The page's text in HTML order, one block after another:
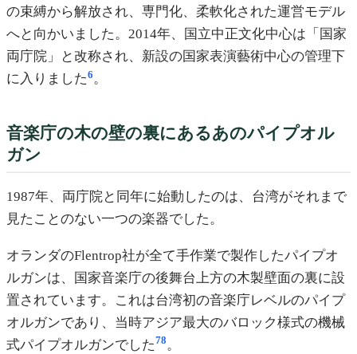
の束縛から解放され、専門化、柔軟化された運営モデル
へと向かいました。2014年、国立中正文化中心は「国家
両庁院」と改称され、新設の国家表演藝術中心の管理下
に入りました6。
音楽庁の木の壁の裏にあるあのパイプオル
ガン
1987年、両庁院と同年に始動したのは、台湾がそれまで
見たことのない一つの楽器でした。
オランダのFlentrop社が全て手作業で製作したパイプオ
ルガンは、国家音楽庁の後舞台上方の木製壁面の裏に設
置されています。これは台湾初の音楽庁レベルのパイプ
オルガンであり、当時アジア最大のバロック様式の機械
式パイプオルガンでした78。